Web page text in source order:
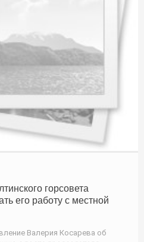
горсовета
его работу с местной
Валерия Косарева об